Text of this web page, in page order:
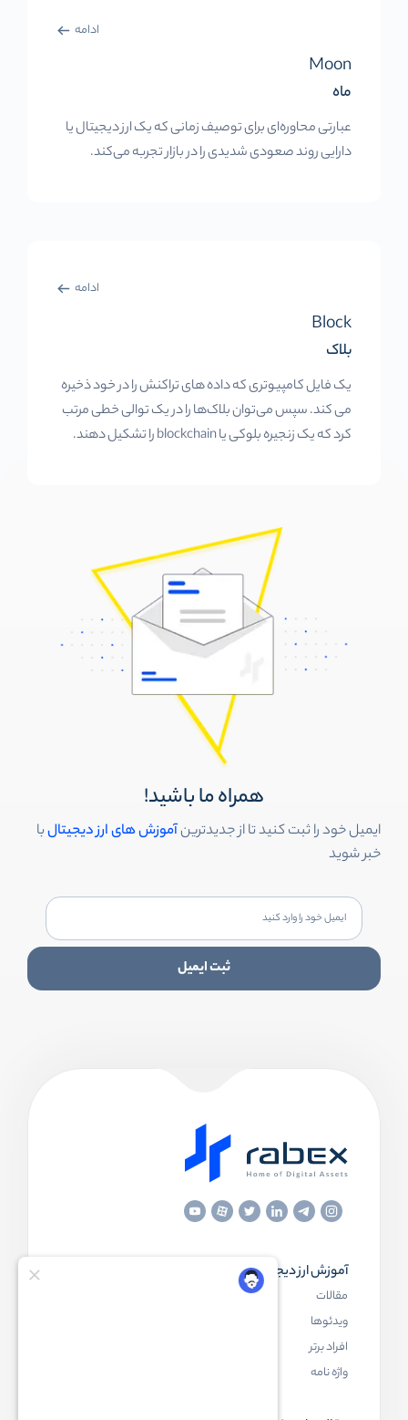
ادامه
Moon
ماه
عبارتی محاوره‌ای برای توصیف زمانی که یک ارز دیجیتال یا
دارایی روند صعودی شدیدی را در بازار تجربه می‌کند.
ادامه
Block
بلاک
یک فایل کامپیوتری که داده های تراکنش را در خود ذخیره
می کند. سپس می‌توان بلاک‌ها را در یک توالی خطی مرتب
کرد که یک زنجیره بلوکی یا blockchain را تشکیل دهند.
همراه ما باشید!
ایمیل خود را ثبت کنید تا از جدیدترینآموزش های ارز دیجیتالبا
خبر شوید
ثبت ایمیل
آموزش ارز دیجیتال
مقالات
ویدئوها
افراد برتر
واژه نامه